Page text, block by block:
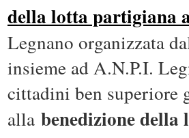
della lotta partigiana
Legnano organizzata
insieme ad A.N.P.I.
cittadini ben superiore
alla benedizione della